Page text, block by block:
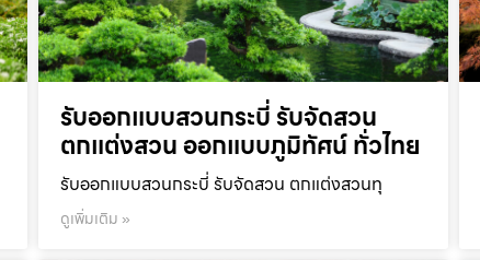
รับออกแบบสวนกระบี่ รับจัดสวน
ตกแต่งสวน ออกแบบภูมิทัศน์ ทั่วไทย
รับออกแบบสวนกระบี่ รับจัดสวน ตกแต่งสวนทุ
ดูเพิ่มเติม »